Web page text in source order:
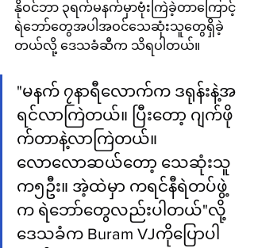
နိုဝင်ဘာ ၃ရက်မနက်မှာဗုံးကြဲခဲ့တာကြောင့်
ရဲဘော်တွေအပါအဝင်သေဆုံးသူတွေရှိခဲ့
တယ်လို့ ဒေသခံဆီက သိရပါတယ်။
"မနက် ၇နာရီလောက်က ဒရုန်းနဲ့အ
ရင်လာကြဲတယ်။ ပြီးတော့ ဂျက်ဖို
က်တာနဲ့လာကြဲတယ်။
လောလောဆယ်တော့ သေဆုံးသူ
က၅ဦး။ အဲ့ထဲမှာ ကရင်နီရဲတပ်ဖွဲ့
က ရဲဘော်တွေလည်းပါတယ်"လို့
ဒေသခံက Buram VJကိုပြောပါ